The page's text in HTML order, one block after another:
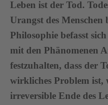
Leben ist der Tod.
Urangst des Menschen
Philosophie befasst
mit den Phänomenen
festzuhalten, dass der
wirkliches Problem ist,
irreversible Ende des